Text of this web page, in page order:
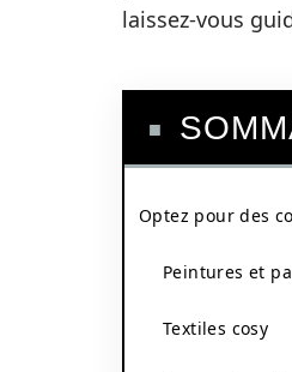
laissez-vous
Optez pour des
Peintures et
Textiles cosy